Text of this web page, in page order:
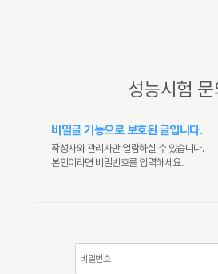
성능시험 문
비밀글 기능으로 보호된 글입니다.
작성자와 관리자만 열람하실 수 있습니다.
본인이라면 비밀번호를 입력하세요.